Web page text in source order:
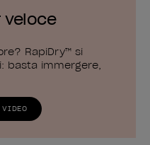
veloce
RapiDry™ si
basta immergere,